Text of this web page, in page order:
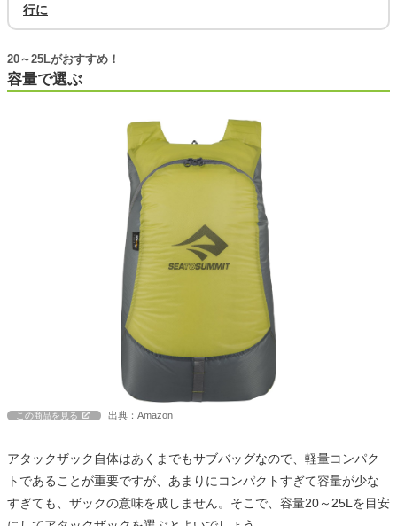
行に
容量で選ぶ
20～25Lがおすすめ！
この商品を見る 出典：Amazon
アタックザック自体はあくまでもサブバッグなので、軽量コンパク
トであることが重要ですが、あまりにコンパクトすぎて容量が少な
すぎても、ザックの意味を成しません。そこで、容量20～25Lを目安